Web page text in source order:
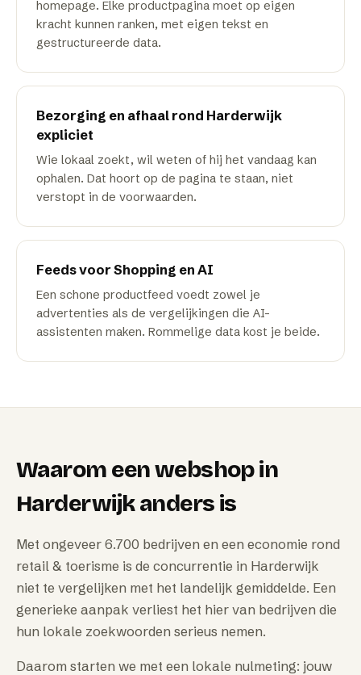
homepage. Elke productpagina moet op eigen
kracht kunnen ranken, met eigen tekst en
gestructureerde data.
Bezorging en afhaal rond Harderwijk
expliciet
Wie lokaal zoekt, wil weten of hij het vandaag kan
ophalen. Dat hoort op de pagina te staan, niet
verstopt in de voorwaarden.
Feeds voor Shopping en AI
Een schone productfeed voedt zowel je
advertenties als de vergelijkingen die AI-
assistenten maken. Rommelige data kost je beide.
Waarom een webshopin
Harderwijkanders is
Met ongeveer 6.700 bedrijven en een economie rond
retail & toerisme is de concurrentie in Harderwijk
niet te vergelijken met het landelijk gemiddelde. Een
generieke aanpak verliest het hier van bedrijven die
hun lokale zoekwoorden serieus nemen.
Daarom starten we met een lokale nulmeting: jouw